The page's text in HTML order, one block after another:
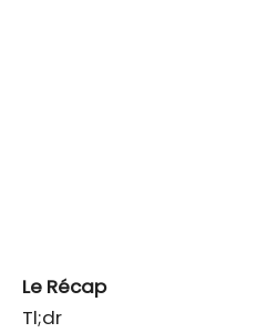
Le Récap
Tl;dr